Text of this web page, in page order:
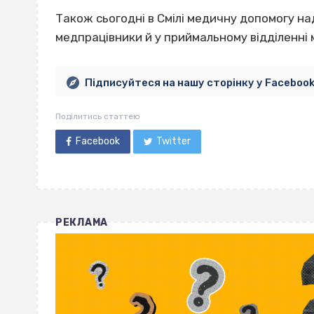
Також сьогодні в Смілі медичну допомогу
медпрацівники й у приймальному відділенні
Підписуйтеся на нашу сторінку у Facebook
Поділитись статтею
Facebook Twitter
РЕКЛАМА